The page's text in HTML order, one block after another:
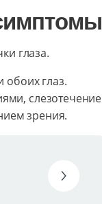
глаза.
обоих глаз.
зрения.